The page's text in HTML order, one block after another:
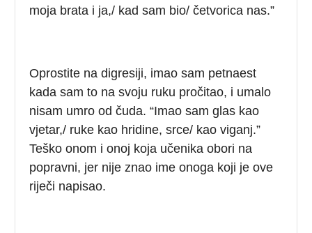
moja brata i ja,/ kad sam bio/ četvorica nas.”
Oprostite na digresiji, imao sam petnaest
kada sam to na svoju ruku pročitao, i umalo
nisam umro od čuda. “Imao sam glas kao
vjetar,/ ruke kao hridine, srce/ kao viganj.”
Teško onom i onoj koja učenika obori na
popravni, jer nije znao ime onoga koji je ove
riječi napisao.